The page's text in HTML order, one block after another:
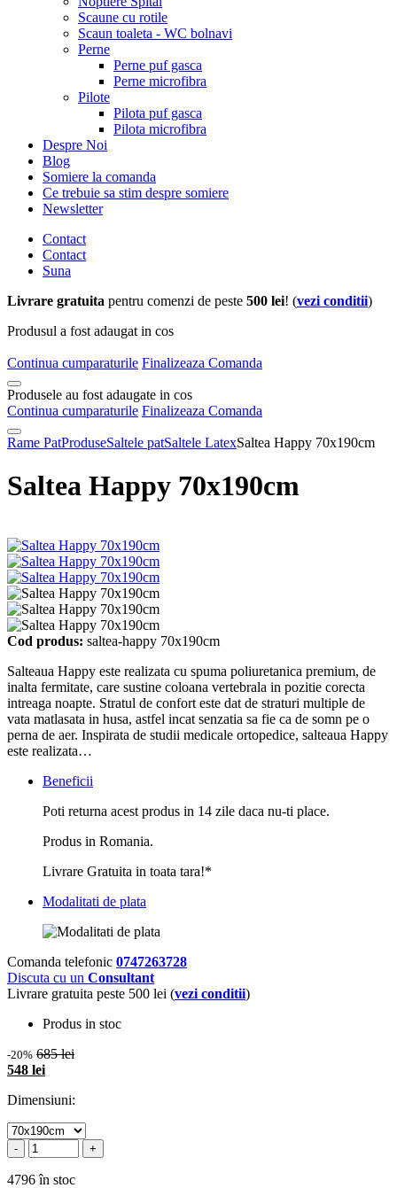
Scaune cu rotile
Scaun toaleta - WC bolnavi
Perne
Perne puf gasca
Perne microfibra
Pilote
Pilota puf gasca
Pilota microfibra
Despre Noi
Blog
Somiere la comanda
Ce trebuie sa stim despre somiere
Newsletter
Contact
Contact
Suna
Livrare gratuita pentru comenzi de peste 500 lei! (vezi conditii)
Produsul a fost adaugat in cos
Continua cumparaturile Finalizeaza Comanda
Produsele au fost adaugate in cos
Continua cumparaturile Finalizeaza Comanda
Rame PatProduseSaltele patSaltele LatexSaltea Happy 70x190cm
Saltea Happy 70x190cm
Cod produs: saltea-happy 70x190cm
Salteaua Happy este realizata cu spuma poliuretanica premium, de
inalta fermitate, care sustine coloana vertebrala in pozitie corecta
intreaga noapte. Stratul de confort este dat de straturi multiple de
vata matlasata in husa, astfel incat senzatia sa fie ca de somn pe o
perna de aer. Inspirata de studii medicale ortopedice, salteaua Happy
este realizata…
Beneficii
Poti returna acest produs in 14 zile daca nu-ti place.
Produs in Romania.
Livrare Gratuita in toata tara!*
Modalitati de plata
Comanda telefonic 0747263728
Discuta cu un Consultant
Livrare gratuita peste 500 lei (vezi conditii)
Produs in stoc
-20% 685 lei
548 lei
Dimensiuni:
- +
4796 în stoc